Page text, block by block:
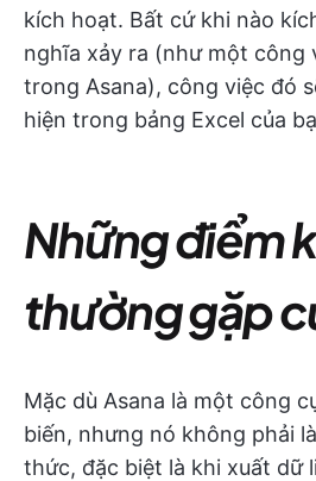
kích hoạt. Bất cứ khi nào
nghĩa xảy ra (như một công
trong Asana), công việc đó
hiện trong bảng Excel của
Những điểm
thường gặp
Mặc dù Asana là một công
biến, nhưng nó không phải
thức, đặc biệt là khi xuất dữ